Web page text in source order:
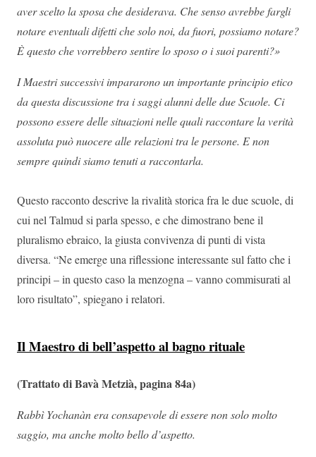
aver scelto la sposa che desiderava. Che senso avrebbe fargli
notare eventuali difetti che solo noi, da fuori, possiamo notare?
È questo che vorrebbero sentire lo sposo o i suoi parenti?»
I Maestri successivi impararono un importante principio etico
da questa discussione tra i saggi alunni delle due Scuole. Ci
possono essere delle situazioni nelle quali raccontare la verità
assoluta può nuocere alle relazioni tra le persone. E non
sempre quindi siamo tenuti a raccontarla.
Questo racconto descrive la rivalità storica fra le due scuole, di
cui nel Talmud si parla spesso, e che dimostrano bene il
pluralismo ebraico, la giusta convivenza di punti di vista
diversa. “Ne emerge una riflessione interessante sul fatto che i
principi – in questo caso la menzogna – vanno commisurati al
loro risultato”, spiegano i relatori.
Il Maestro di bell’aspetto al bagno rituale
(Trattato di Bavà Metzià, pagina 84a)
Rabbì Yochanàn era consapevole di essere non solo molto
saggio, ma anche molto bello d’aspetto.